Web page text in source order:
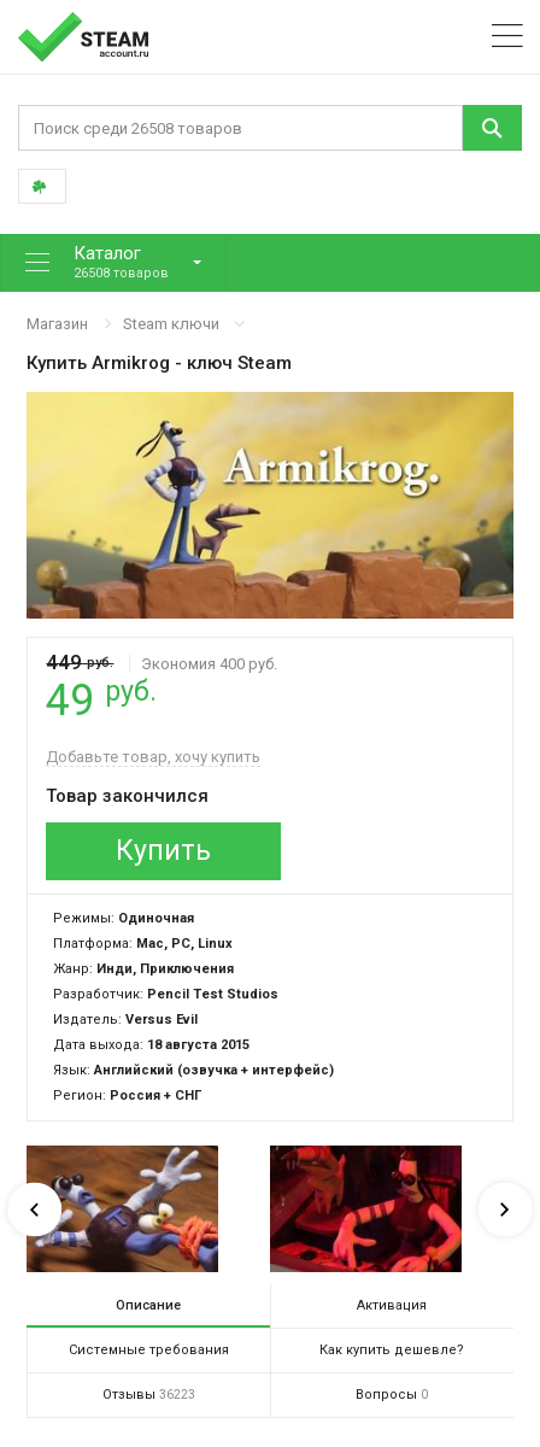
Каталог
26508 товаров
Магазин Steam ключи
КупитьArmikrog - ключ Steam
449руб. Экономия 400 руб.
49 руб.
Добавьте товар, хочу купить
Товар закончился
Купить
Режимы: Одиночная
Платформа: Mac, PC, Linux
Жанр: Инди, Приключения
Разработчик: Pencil Test Studios
Издатель:Versus Evil
Дата выхода: 18 августа 2015
Язык:Английский (озвучка + интерфейс)
Регион: Россия + СНГ
Описание Активация
Системные требования Как купить дешевле?
Отзывы 36223 Вопросы 0